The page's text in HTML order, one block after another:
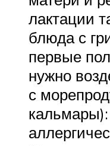
лактации
блюда с
первые
нужно
с